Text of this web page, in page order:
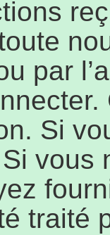
par
Si
vous
traité